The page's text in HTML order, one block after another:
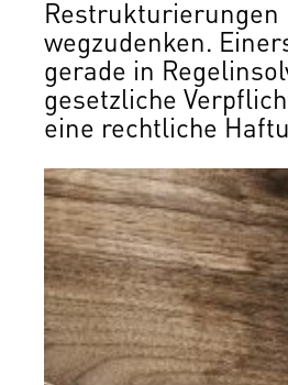
Restrukturierungen
wegzudenken.
gerade in
gesetzliche
eine rechtliche